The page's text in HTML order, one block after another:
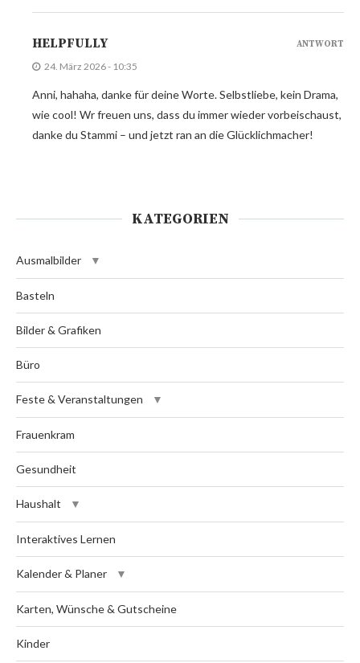
HELPFULLY
24. März 2026 - 10:35
Anni, hahaha, danke für deine Worte. Selbstliebe, kein Drama,
wie cool! Wr freuen uns, dass du immer wieder vorbeischaust,
danke du Stammi – und jetzt ran an die Glücklichmacher!
ANTWORT
KATEGORIEN
Ausmalbilder
Basteln
Bilder & Grafiken
Büro
Feste & Veranstaltungen
Frauenkram
Gesundheit
Haushalt
Interaktives Lernen
Kalender & Planer
Karten, Wünsche & Gutscheine
Kinder